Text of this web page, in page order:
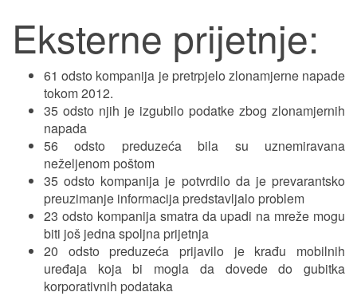
Eksterne prijetnje:
61 odsto kompanija je pretrpjelo zlonamjerne napade
tokom 2012.
35 odsto njih je izgubilo podatke zbog zlonamjernih
napada
56 odsto preduzeća bila su uznemiravana
neželjenom poštom
35 odsto kompanija je potvrdilo da je prevarantsko
preuzimanje informacija predstavljalo problem
23 odsto kompanija smatra da upadi na mreže mogu
biti još jedna spoljna prijetnja
20 odsto preduzeća prijavilo je krađu mobilnih
uređaja koja bi mogla da dovede do gubitka
korporativnih podataka